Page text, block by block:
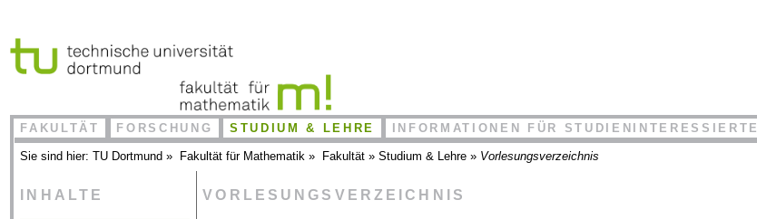
FAKULTÄT FORSCHUNG STUDIUM & LEHRE INFORMATIONEN FÜR STUDIENINTERESSIERTE
Sie sind hier:TU Dortmund » Fakultät für Mathematik » Fakultät »Studium & Lehre » Vorlesungsverzeichnis
INHALTE VORLESUNGSVERZEICHNIS